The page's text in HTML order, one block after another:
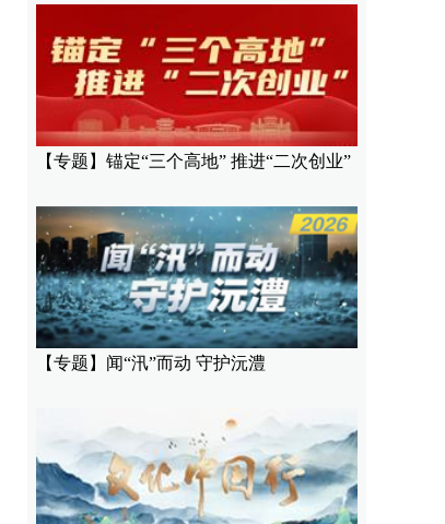
【专题】锚定“三个高地” 推进“二次创业”
【专题】闻“汛”而动 守护沅澧